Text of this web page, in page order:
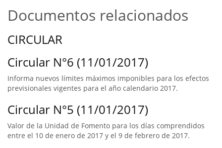
Documentos relacionados
CIRCULAR
Circular N°6 (11/01/2017)
Informa nuevos límites máximos imponibles para los efectos
previsionales vigentes para el año calendario 2017.
Circular N°5 (11/01/2017)
Valor de la Unidad de Fomento para los días comprendidos
entre el 10 de enero de 2017 y el 9 de febrero de 2017.